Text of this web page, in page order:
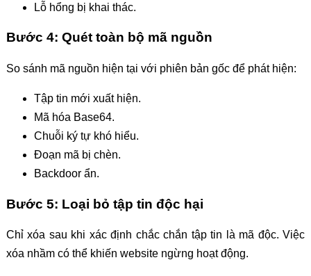
Lỗ hổng bị khai thác.
Bước 4: Quét toàn bộ mã nguồn
So sánh mã nguồn hiện tại với phiên bản gốc để phát hiện:
Tập tin mới xuất hiện.
Mã hóa Base64.
Chuỗi ký tự khó hiểu.
Đoạn mã bị chèn.
Backdoor ẩn.
Bước 5: Loại bỏ tập tin độc hại
Chỉ xóa sau khi xác định chắc chắn tập tin là mã độc. Việc
xóa nhầm có thể khiến website ngừng hoạt động.